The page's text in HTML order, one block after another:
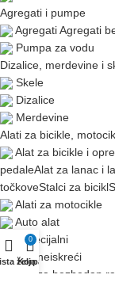
želja
0
Korpa
Agregati i pumpe
AgregatiAgregati
Pumpa za vodu
Dizalice, merdevine i
Skele
Dizalice
Merdevine
Alati za bicikle,
Alat za bicikle i
pedaleAlat za lanac i
točkoveStalci za bicikl
Alati za motocikle
Auto alat
Alat specijalni
Alat neiskreći
Alat za bezbedan